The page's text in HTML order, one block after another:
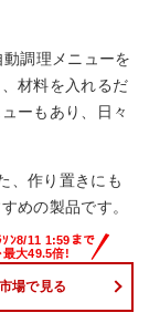
調理メニューを
材料を入れるだ
ーもあり、日々
、作り置きにも
めの製品です。
場で見る